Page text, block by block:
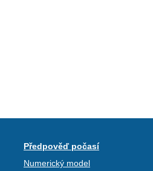
Předpověď počasí
Numerický model